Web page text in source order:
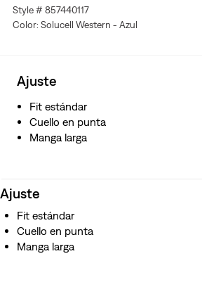
Con todas las características que
camisa Western del resto
innovador hilo de algodón hueco es
refrescante y evacua la humedad
aísla cuando hace frío. ¿Y lo mejor
ese look y sensación de denim
Style # 857440117
Color: Solucell Western - Azul
Ajuste
Fit estándar
Cuello en punta
Manga larga
Ajuste
Fit estándar
Cuello en punta
Manga larga